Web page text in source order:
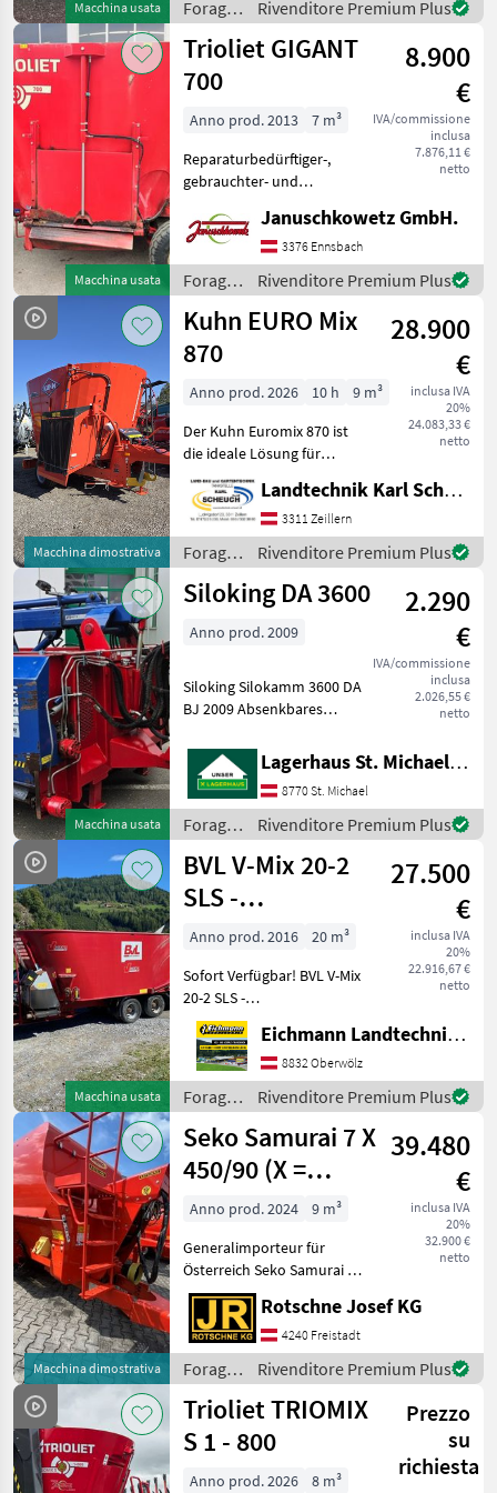
Macchina usata
Elektrische Steuerung
Foraggiamento
/
Kongskilde
Rivenditore Premium Plus
Macchina usata
Trioliet GIGANT
700
8.900
€
IVA/commissione
inclusa
7.876,11 €
netto
Anno prod. 2013
7 m³
Reparaturbedürftiger-,
gebrauchter- und
Futtermischwagen,
Bodenblech + Seitenwände
im unteren Bereich sind
bereits teilweise repariert
und neu eing
Januschkowetz GmbH.
3376 Ennsbach
Foraggiamento
/
Trioliet
Rivenditore Premium Plus
Macchina dimostrativa
Kuhn EURO Mix
870
28.900
€
inclusa IVA
20%
24.083,33 €
netto
Anno prod. 2026 10 h
9 m³
Der Kuhn Euromix 870 ist
die ideale Lösung für
Betriebe, die Wert auf
höchste Futterqualität bei
kompakter Bauweise legen.
Als Einzelschnecken-
Mischer kombiniert er
Landtechnik Karl Scheuch
3311 Zeillern
Foraggiamento
/ Kuhn
Rivenditore Premium Plus
Macchina usata
Siloking DA 3600
2.290
€
IVA/commissione
inclusa
2.026,55 €
netto
Anno prod. 2009
Siloking Silokamm 3600 DA
BJ 2009 Absenkbares
Eigenölversorgung mit
Zapfwellenantrieb
Austragung links und rechs
mit Dosierwalze Stufenlos
regul
Lagerhaus St. Michael ob Leoben eGen
8770 St. Michael
Foraggiamento
/
Siloking
Rivenditore Premium Plus
Macchina usata
BVL V-Mix 20-2
SLS -
Futtermischwagen
27.500
€
inclusa IVA
20%
22.916,67 €
netto
Anno prod. 2016
20 m³
Sofort Verfügbar! BVL V-Mix
20-2 SLS -
Futtermischwagen. Wie
vom Kunden, in gutem
Zustand. Ausstattung &
Details: -
Fassungsvermögen (m³):
19, 8 - Leergewic
Eichmann Landtechnik GmbH
8832 Oberwölz
Foraggiamento
/ BVL
Rivenditore Premium Plus
Macchina dimostrativa
Seko Samurai 7 X
450/90 (X =
niedrige
Einfahrten
39.480
€
inclusa IVA
20%
32.900 €
netto
Anno prod. 2024
9 m³
Generalimporteur für
Österreich Seko Samurai 7 X
450/90 (X = niedrige
Bauhöhe für niedrige
Einfahrtsmöglichkeiten)
Futtermischwagen mit 2
horizontal angeordneten M
Rotschne Josef KG
4240 Freistadt
Foraggiamento
/ Seko
Rivenditore Premium Plus
Trioliet TRIOMIX
S 1 - 800
Prezzo
su
richiesta
Anno prod. 2026
8 m³